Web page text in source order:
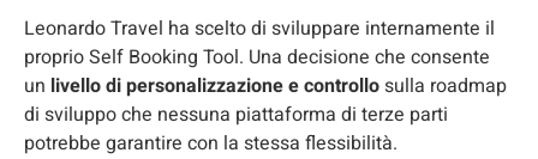
Leonardo Travel ha scelto di sviluppare internamente il
proprio Self Booking Tool. Una decisione che consente
un livello di personalizzazione e controllosulla roadmap
di sviluppo che nessuna piattaforma di terze parti
potrebbe garantire con la stessa flessibilità.